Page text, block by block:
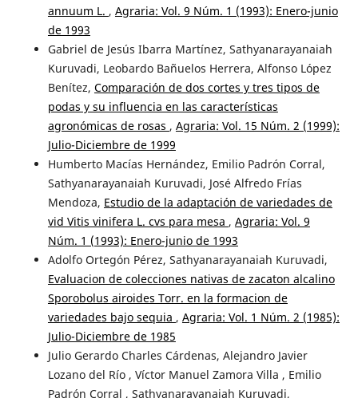
annuum L. , Agraria: Vol. 9 Núm. 1 (1993): Enero-junio
de 1993
Gabriel de Jesús Ibarra Martínez, Sathyanarayanaiah
Kuruvadi, Leobardo Bañuelos Herrera, Alfonso López
Benítez, Comparación de dos cortes y tres tipos de
podas y su influencia en las características
agronómicas de rosas , Agraria: Vol. 15 Núm. 2 (1999):
Julio-Diciembre de 1999
Humberto Macías Hernández, Emilio Padrón Corral,
Sathyanarayanaiah Kuruvadi, José Alfredo Frías
Mendoza, Estudio de la adaptación de variedades de
vid Vitis vinifera L. cvs para mesa , Agraria: Vol. 9
Núm. 1 (1993): Enero-junio de 1993
Adolfo Ortegón Pérez, Sathyanarayanaiah Kuruvadi,
Evaluacion de colecciones nativas de zacaton alcalino
Sporobolus airoides Torr. en la formacion de
variedades bajo sequia , Agraria: Vol. 1 Núm. 2 (1985):
Julio-Diciembre de 1985
Julio Gerardo Charles Cárdenas, Alejandro Javier
Lozano del Río , Víctor Manuel Zamora Villa , Emilio
Padrón Corral , Sathyanarayanaiah Kuruvadi,